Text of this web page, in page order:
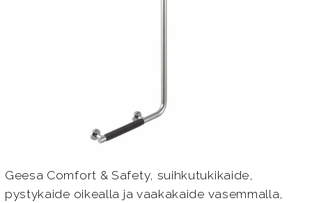
Geesa Comfort & Safety, suihkutukikaide,
pystykaide oikealla ja vaakakaide vasemmalla,